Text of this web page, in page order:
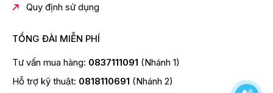
Sạch khô kin kít
Trang bị công nghệ sấy khí nóng AI Heat Dry với điện
trở nhiệt kết hợp cùng 2 quạt (1 thổi vào, 1 thổi ra). Máy
hút không khí tươi từ bên ngoài, đi qua công nghệ PTC
Quy định sử dụng
TỔNG ĐÀI MIỄN PHÍ
Tư vấn mua hàng: 0837111091 (Nhánh 1)
Hỗ trợ kỹ thuật: 0818110691 (Nhánh 2)